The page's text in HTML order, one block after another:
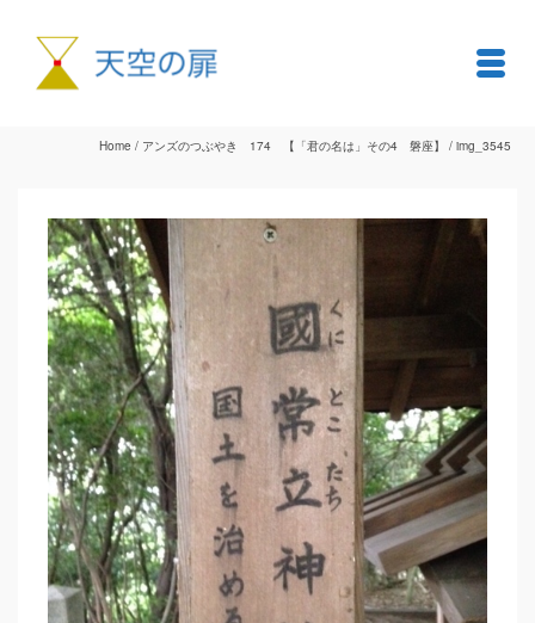
Home / アンズのつぶやき 174 【「君の名は」その4 磐座】 / img_3545